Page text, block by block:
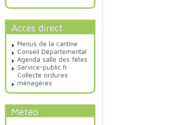
Accès direct
Menus de la cantine
Conseil Départemental
Agenda salle des fêtes
Service-public.fr
Collecte ordures
ménagères
Météo